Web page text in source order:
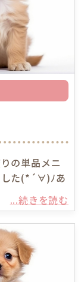
の単品メニ
した(*´∀)ﾉあ
...続きを読む